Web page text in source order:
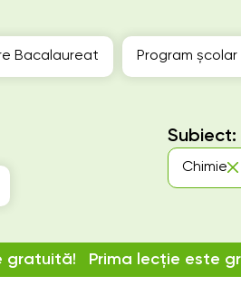
gratuită! Prima lecție este
Bacalaureat Program școlar
Subiect:
Chimie